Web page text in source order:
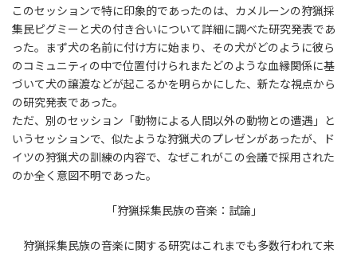
このセッションで特に印象的であったのは、カメルーンの狩猟採
集民ピグミーと犬の付き合いについて詳細に調べた研究発表であ
った。まず犬の名前に付け方に始まり、その犬がどのように彼ら
のコミュニティの中で位置付けられまたどのような血縁関係に基
づいて犬の譲渡などが起こるかを明らかにした、新たな視点から
の研究発表であった。
ただ、別のセッション「動物による人間以外の動物との遭遇」と
いうセッションで、似たような狩猟犬のプレゼンがあったが、ド
イツの狩猟犬の訓練の内容で、なぜこれがこの会議で採用された
のか全く意図不明であった。
「狩猟採集民族の音楽：試論」
狩猟採集民族の音楽に関する研究はこれまでも多数行われて来